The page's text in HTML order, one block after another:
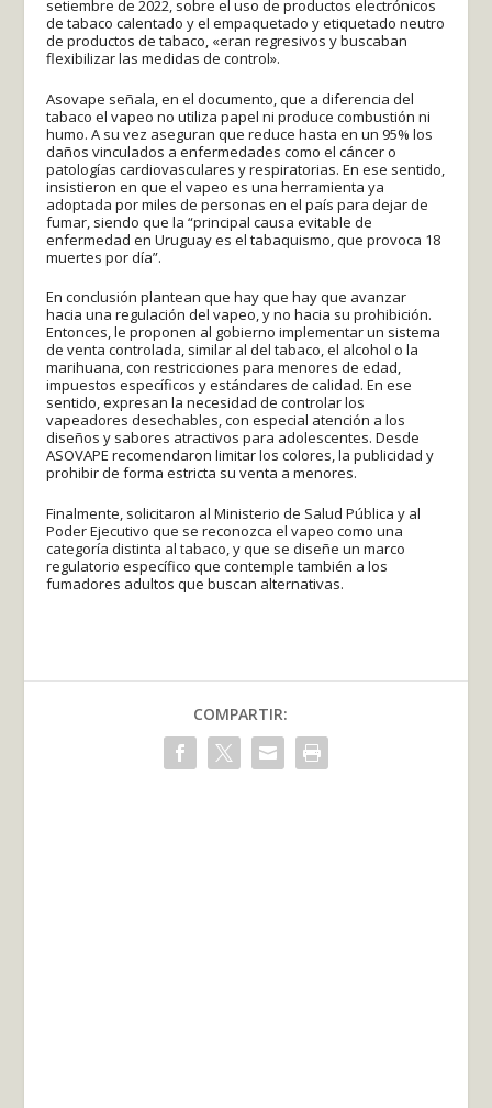
setiembre de 2022, sobre el uso de productos electrónicos
de tabaco calentado y el empaquetado y etiquetado neutro
de productos de tabaco, «eran regresivos y buscaban
flexibilizar las medidas de control».
Asovape señala, en el documento, que a diferencia del
tabaco el vapeo no utiliza papel ni produce combustión ni
humo. A su vez aseguran que reduce hasta en un 95% los
daños vinculados a enfermedades como el cáncer o
patologías cardiovasculares y respiratorias. En ese sentido,
insistieron en que el vapeo es una herramienta ya
adoptada por miles de personas en el país para dejar de
fumar, siendo que la “principal causa evitable de
enfermedad en Uruguay es el tabaquismo, que provoca 18
muertes por día”.
En conclusión plantean que hay que hay que avanzar
hacia una regulación del vapeo, y no hacia su prohibición.
Entonces, le proponen al gobierno implementar un sistema
de venta controlada, similar al del tabaco, el alcohol o la
marihuana, con restricciones para menores de edad,
impuestos específicos y estándares de calidad. En ese
sentido, expresan la necesidad de controlar los
vapeadores desechables, con especial atención a los
diseños y sabores atractivos para adolescentes. Desde
ASOVAPE recomendaron limitar los colores, la publicidad y
prohibir de forma estricta su venta a menores.
Finalmente, solicitaron al Ministerio de Salud Pública y al
Poder Ejecutivo que se reconozca el vapeo como una
categoría distinta al tabaco, y que se diseñe un marco
regulatorio específico que contemple también a los
fumadores adultos que buscan alternativas.
COMPARTIR: